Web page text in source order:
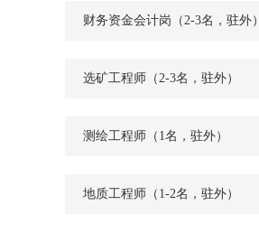
财务资金会计岗（2-3名，驻外）
选矿工程师（2-3名，驻外）
测绘工程师（1名，驻外）
地质工程师（1-2名，驻外）